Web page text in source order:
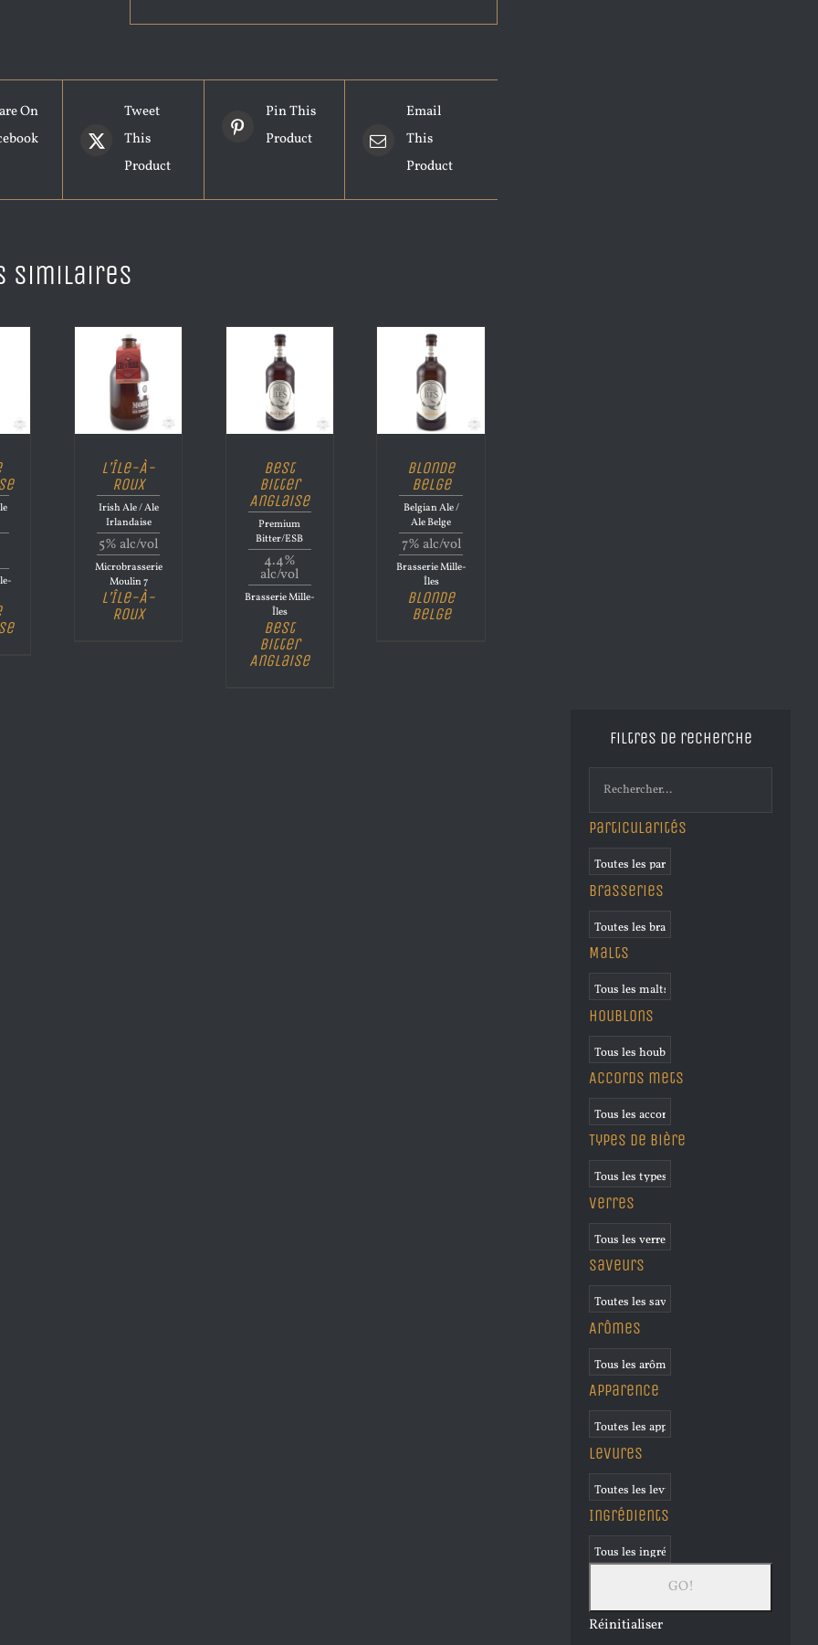
On
Tweet
This
Product
Pin This
Product
Email
This
Product
similaires
L’Île-À-
Roux
Irish Ale / Ale
Irlandaise
5% alc/vol
Microbrasserie
Moulin 7
L’Île-À-
Roux
Best
Bitter
Anglaise
Premium
Bitter/ESB
4.4%
alc/vol
Brasserie Mille-
Îles
Best
Bitter
Anglaise
Blonde
Belge
Belgian Ale /
Ale Belge
7% alc/vol
Brasserie Mille-
Îles
Blonde
Belge
Filtres de recherche
Particularités
Brasseries
Malts
Houblons
Accords mets
Types de bière
Verres
Saveurs
Arômes
Apparence
Levures
Ingrédients
Réinitialiser